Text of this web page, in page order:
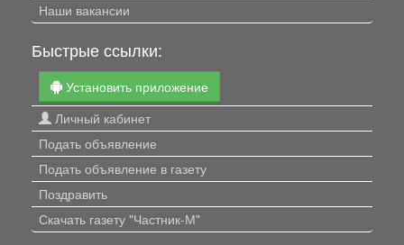
Наши вакансии
Быстрые ссылки:
Установить приложение
Личный кабинет
Подать объявление
Подать объявление в газету
Поздравить
Скачать газету "Частник-М"